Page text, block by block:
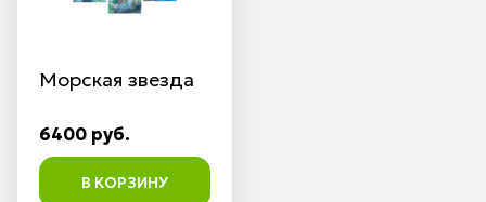
Морская звезда
6400 руб.
В КОРЗИНУ